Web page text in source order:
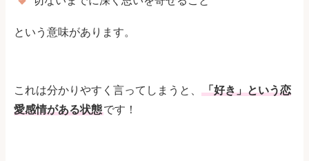
という意味があります。
これは分かりやすく言ってしまうと、
「好き」という恋
愛感情がある状態です！